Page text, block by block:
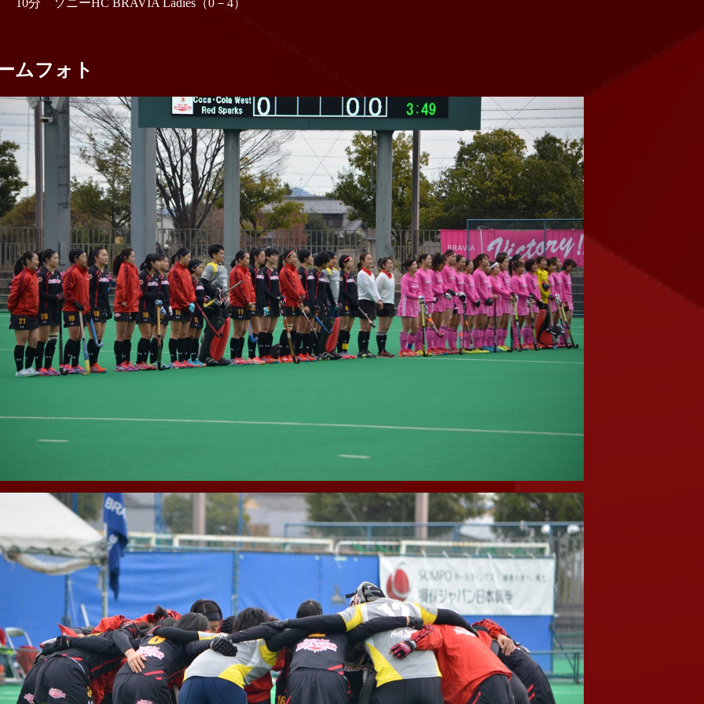
10分 ソニーHC BRAVIA Ladies（0－4）
ムフォト